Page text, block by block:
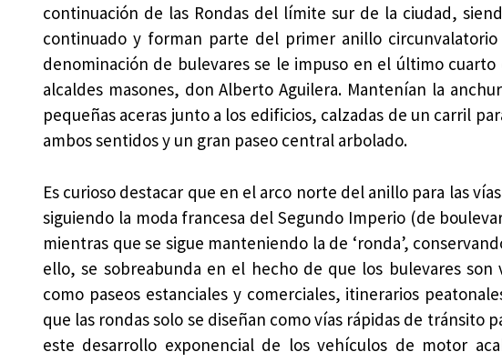
continuación de las Rondas del límite sur de la ciudad,
continuado y forman parte del primer anillo
denominación de bulevares se le impuso en el último
alcaldes masones, don Alberto Aguilera. Mantenían la
pequeñas aceras junto a los edificios, calzadas de un carril
ambos sentidos y un gran paseo central arbolado.
Es curioso destacar que en el arco norte del anillo para las
siguiendo la moda francesa del Segundo Imperio (de
mientras que se sigue manteniendo la de ‘ronda’,
ello, se sobreabunda en el hecho de que los bulevares
como paseos estanciales y comerciales, itinerarios
que las rondas solo se diseñan como vías rápidas de
este desarrollo exponencial de los vehículos de motor